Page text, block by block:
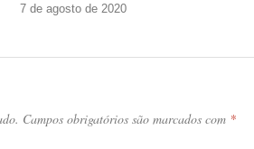
7 de agosto de 2020
Campos obrigatórios são marcados com *